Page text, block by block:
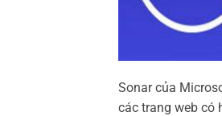
Sonar của
các trang web có